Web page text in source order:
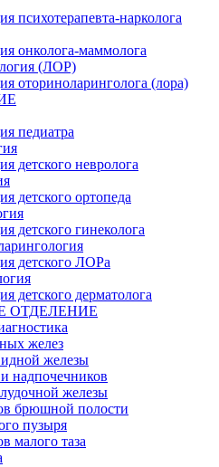
психотерапевта-нарколога
онколога-маммолога
(ЛОР)
оториноларинголога (лора)
педиатра
детского невролога
детского ортопеда
детского гинеколога
детского ЛОРа
детского дерматолога
ОТДЕЛЕНИЕ
желез
железы
надпочечников
железы
брюшной полости
пузыря
малого таза